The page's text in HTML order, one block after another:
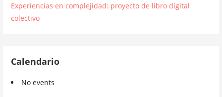
Experiencias en complejidad: proyecto de libro digital
colectivo
Calendario
No events